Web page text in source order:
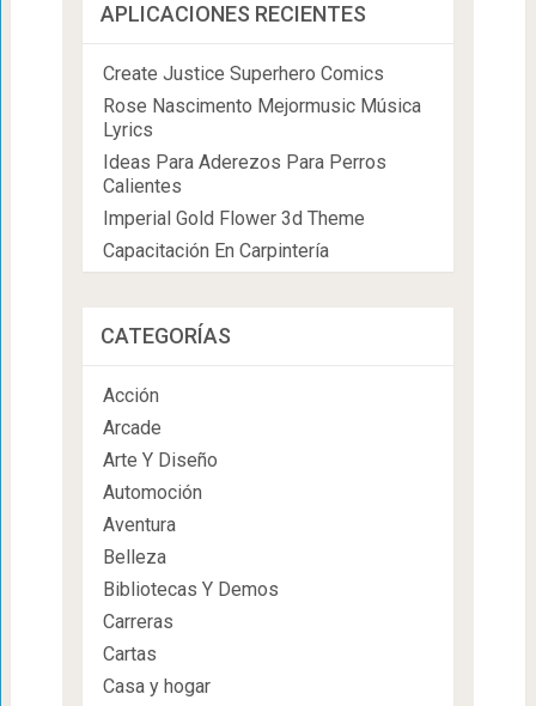
APLICACIONES RECIENTES
Create Justice Superhero Comics
Rose Nascimento Mejormusic Música
Lyrics
Ideas Para Aderezos Para Perros
Calientes
Imperial Gold Flower 3d Theme
Capacitación En Carpintería
CATEGORÍAS
Acción
Arcade
Arte Y Diseño
Automoción
Aventura
Belleza
Bibliotecas Y Demos
Carreras
Cartas
Casa y hogar